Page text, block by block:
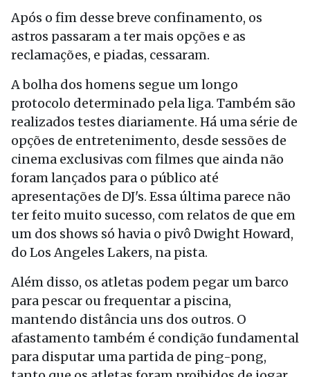
Após o fim desse breve confinamento, os
astros passaram a ter mais opções e as
reclamações, e piadas, cessaram.
A bolha dos homens segue um longo
protocolo determinado pela liga. Também são
realizados testes diariamente. Há uma série de
opções de entretenimento, desde sessões de
cinema exclusivas com filmes que ainda não
foram lançados para o público até
apresentações de DJ's. Essa última parece não
ter feito muito sucesso, com relatos de que em
um dos shows só havia o pivô Dwight Howard,
do Los Angeles Lakers, na pista.
Além disso, os atletas podem pegar um barco
para pescar ou frequentar a piscina,
mantendo distância uns dos outros. O
afastamento também é condição fundamental
para disputar uma partida de ping-pong,